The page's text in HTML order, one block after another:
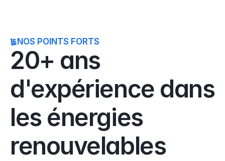
NOS POINTS FORTS
20+ ans
d'expérience dans
les énergies
renouvelables